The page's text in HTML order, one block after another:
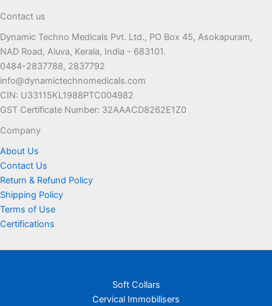
Contact us
Dynamic Techno Medicals Pvt. Ltd., PO Box 45, Asokapuram,
NAD Road, Aluva, Kerala, India - 683101.
0484-2837788, 2837792
info@dynamictechnomedicals.com
CIN: U33115KL1988PTC004982
GST Certificate Number: 32AAACD8262E1Z0
Company
About Us
Contact Us
Return & Refund Policy
Shipping Policy
Terms of Use
Certifications
Soft Collars
Cervical Immobilisers